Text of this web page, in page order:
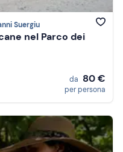
Suergiu
nel Parco dei
da 80 €
per persona